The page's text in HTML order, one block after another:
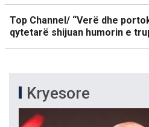
Top Channel/ “Verë dhe
qytetarë shijuan humorin e
Kryesore